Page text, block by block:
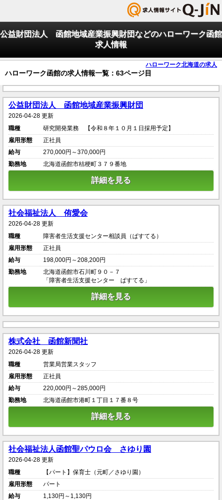
公益財団法人 函館地域産業振興財団などのハローワーク函館
求人情報
ハローワーク北海道の求人
ハローワーク函館の求人情報一覧：63ページ目
公益財団法人 函館地域産業振興財団
2026-04-28 更新
職種
研究開発業務 【令和８年１０月１日採用予定】
雇用形態
正社員
給与
270,000円～370,000円
勤務地
北海道函館市桔梗町３７９番地
詳細を見る
社会福祉法人 侑愛会
2026-04-28 更新
職種
障害者生活支援センター相談員（ぱすてる）
雇用形態
正社員
給与
198,000円～208,200円
勤務地
北海道函館市石川町９０－７
「障害者生活支援センター ぱすてる」
詳細を見る
株式会社 函館新聞社
2026-04-28 更新
職種
営業局営業スタッフ
雇用形態
正社員
給与
220,000円～285,000円
勤務地
北海道函館市港町１丁目１７番８号
詳細を見る
社会福祉法人函館聖パウロ会 さゆり園
2026-04-28 更新
職種
【パート】保育士（元町／さゆり園）
雇用形態
パート
給与
1,130円～1,130円